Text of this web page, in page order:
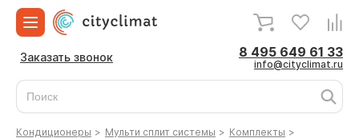
Заказать звонок 8 495 649 61 33
info@cityclimat.ru
Кондиционеры > Мульти сплит системы > Комплекты >